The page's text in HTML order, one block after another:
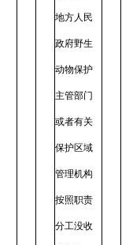
地方人民
政府野生
动物保护
主管部门
或者有关
保护区域
管理机构
按照职责
分工没收